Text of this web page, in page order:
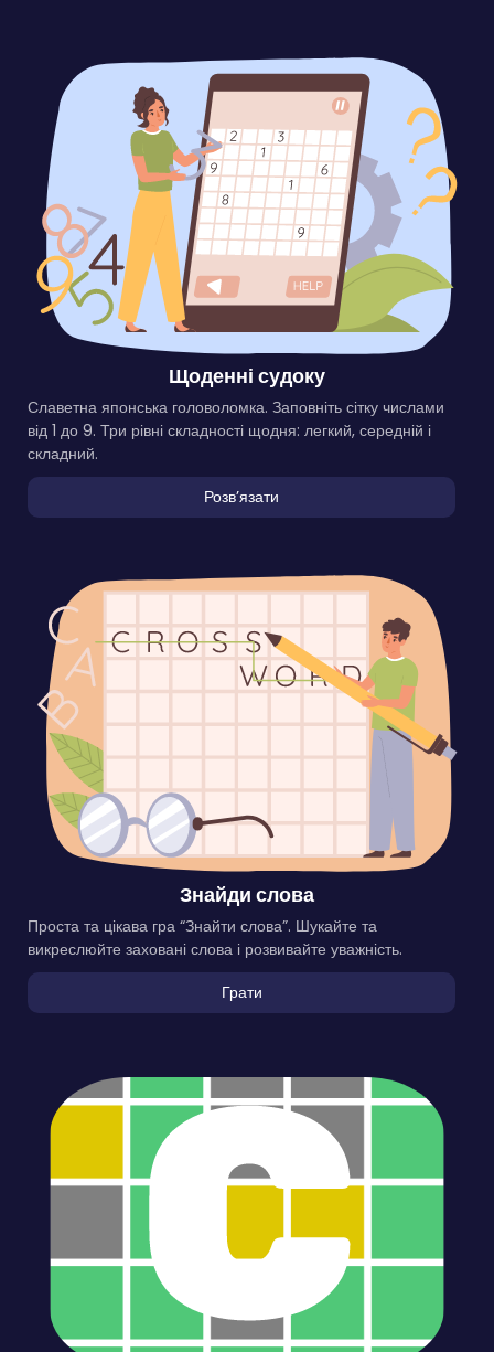
Щоденні судоку
Славетна японська головоломка. Заповніть сітку числами
від 1 до 9. Три рівні складності щодня: легкий, середній і
складний.
Розвʼязати
Знайди слова
Проста та цікава гра “Знайти слова”. Шукайте та
викреслюйте заховані слова і розвивайте уважність.
Грати